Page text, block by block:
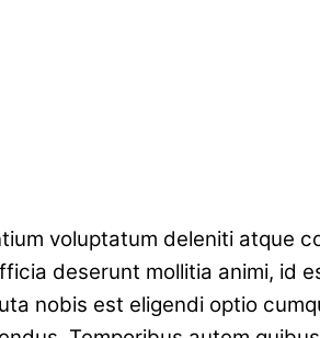
voluptatum deleniti atque
deserunt mollitia animi, id
nobis est eligendi optio